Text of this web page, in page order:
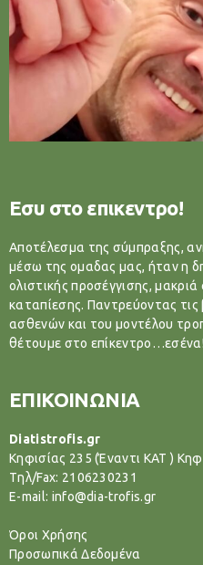
Εσυ στο επικεντρο!
Αποτέλεσμα της σύμπραξης,
μέσω της ομαδας μας, ήταν η
ολιστικής προσέγγισης,
καταπίεσης. Παντρεύοντας τις
ασθενών και του μοντέλου
θέτουμε στο επίκεντρο…εσένα!
ΕΠΙΚΟΙΝΩΝΙΑ
Diatistrofis.gr
Κηφισίας 235 (Έναντι ΚΑΤ )
Tηλ/Fax: 2106230231
E-mail: info@dia-trofis.gr
Όροι Χρήσης
Προσωπικά Δεδομένα